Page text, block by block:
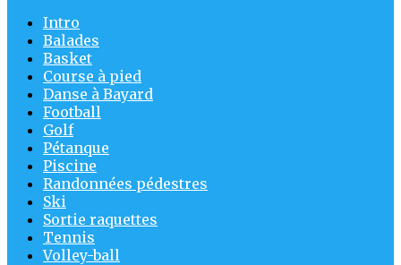
Intro
Balades
Basket
Course à pied
Danse à Bayard
Football
Golf
Pétanque
Piscine
Randonnées pédestres
Ski
Sortie raquettes
Tennis
Volley-ball